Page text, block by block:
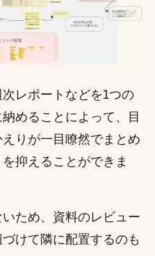
レポートなどを1つの
めることによって、目
りが一目瞭然でまとめ
抑えることができま
ため、資料のレビュー
けて隣に配置するのも